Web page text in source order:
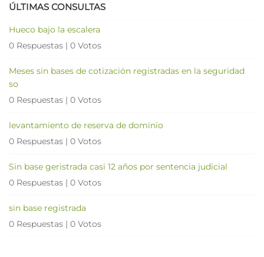
ÚLTIMAS CONSULTAS
Hueco bajo la escalera
0 Respuestas | 0 Votos
Meses sin bases de cotización registradas en la seguridad
so
0 Respuestas | 0 Votos
levantamiento de reserva de dominio
0 Respuestas | 0 Votos
Sin base geristrada casi 12 años por sentencia judicial
0 Respuestas | 0 Votos
sin base registrada
0 Respuestas | 0 Votos